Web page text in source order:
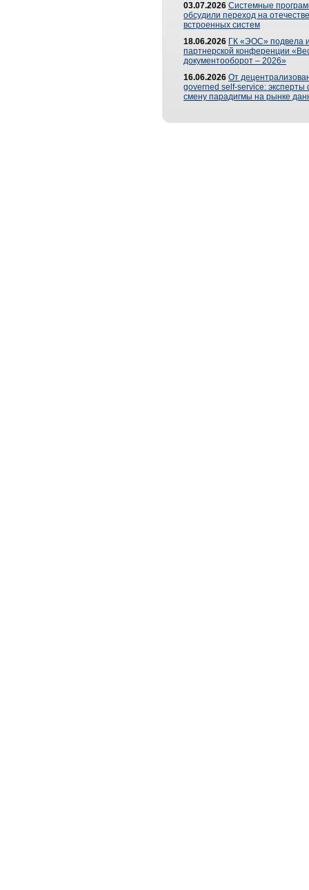
03.07.2026 Системные
обсудили переход на
встроенных систем
18.06.2026 ГК «ЭОС» подвела
партнерской конференции
документооборот – 2026»
16.06.2026 От
governed self-service: эксперты
смену парадигмы на рынке